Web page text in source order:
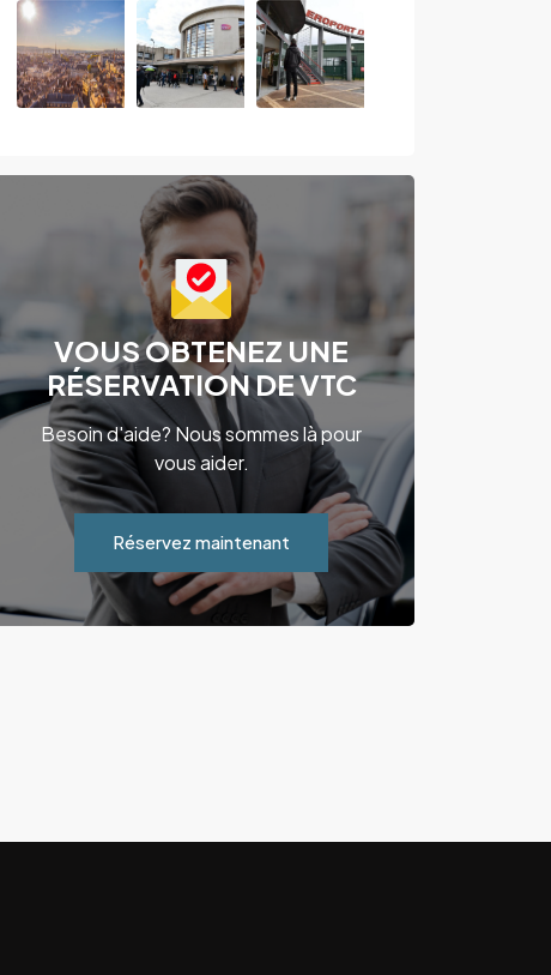
VOUS OBTENEZ UNE
RÉSERVATION DE VTC
Besoin d'aide? Nous sommes là pour
vous aider.
Réservez maintenant